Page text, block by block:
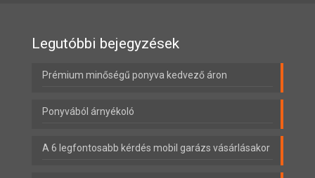
Legutóbbi bejegyzések
Prémium minőségű ponyva kedvező áron
Ponyvából árnyékoló
A 6 legfontosabb kérdés mobil garázs vásárlásakor